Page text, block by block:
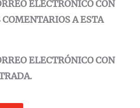
ELECTRÓNICO CON
A ESTA
ELECTRÓNICO CON